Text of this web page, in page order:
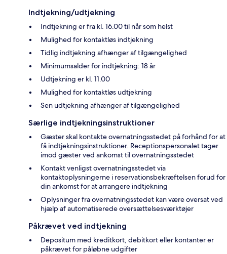
Indtjekning/udtjekning
Indtjekning er fra kl. 16.00 til når som helst
Mulighed for kontaktløs indtjekning
Tidlig indtjekning afhænger af tilgængelighed
Minimumsalder for indtjekning: 18 år
Udtjekning er kl. 11.00
Mulighed for kontaktløs udtjekning
Sen udtjekning afhænger af tilgængelighed
Særlige indtjekningsinstruktioner
Gæster skal kontakte overnatningsstedet på forhånd for at
få indtjekningsinstruktioner. Receptionspersonalet tager
imod gæster ved ankomst til overnatningsstedet
Kontakt venligst overnatningsstedet via
kontaktoplysningerne i reservationsbekræftelsen forud for
din ankomst for at arrangere indtjekning
Oplysninger fra overnatningsstedet kan være oversat ved
hjælp af automatiserede oversættelsesværktøjer
Påkrævet ved indtjekning
Depositum med kreditkort, debitkort eller kontanter er
påkrævet for påløbne udgifter